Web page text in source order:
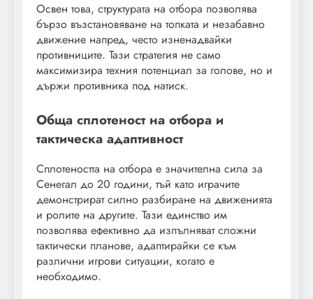
Освен това, структурата на отбора позволява
бързо възстановяване на топката и незабавно
движение напред, често изненадвайки
противниците. Тази стратегия не само
максимизира техния потенциал за голове, но и
държи противника под натиск.
Обща сплотеност на отбора и
тактическа адаптивност
Сплотеността на отбора е значителна сила за
Сенегал до 20 години, тъй като играчите
демонстрират силно разбиране на движенията
и ролите на другите. Тази единство им
позволява ефективно да изпълняват сложни
тактически планове, адаптирайки се към
различни игрови ситуации, когато е
необходимо.